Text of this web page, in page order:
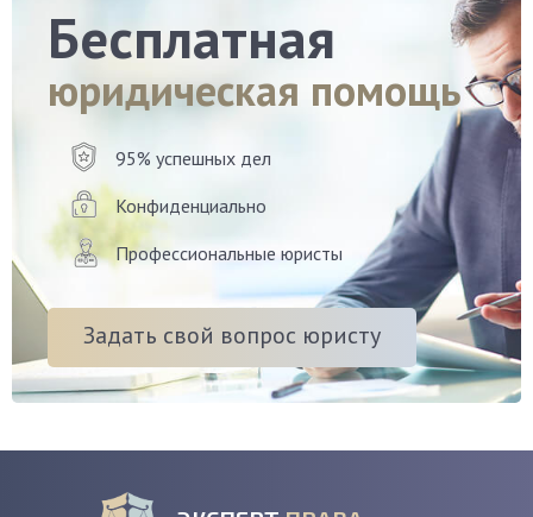
Бесплатная
юридическая помощь
95% успешных дел
Конфиденциально
Профессиональные юристы
Задать свой вопрос юристу